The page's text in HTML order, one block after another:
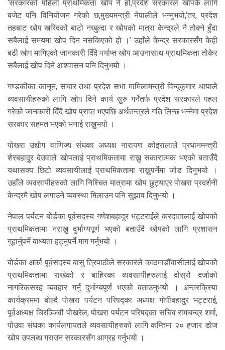
‘सरकारको पहिलो प्राथमिकता खोप नै हो,प्रदेश सरकारले खोपकै लागि
बजेट पनि विनियोजन गरेको छ,मुख्यमन्त्री नेपालीले भन्नुभयो,‘तर, प्रदेश
तहबाट खोप खरिदको बाटो नखुल्दा र खोपको मात्रा केन्द्रले नै तोक्ने हुँदा
सबैलाई समयमा खोप दिन नसकिएको हो ।’ उहाँले केन्द्र सरकारसँग केही
बढी खोप मागिएको जानकारी दिँदै पर्याप्त खोप आउनासाथ प्राथमिकता तोकेर
सबैलाई खोप दिने आश्वासन पनि दिनुभयो ।
गण्डकीका कानून, संचार तथा प्रदेश सभा मामिलामन्त्री विन्दुकुमार थापाले
व्यवसायीहरुको लागि खोप दिने कार्य सुरु गर्नेतर्फ प्रदेश सरकारले पहल
गरेको जानकारी दिँदै खोप प्राप्त भएपछि अर्थतन्त्रले गति लिन्छ भन्नेमा प्रदेश
सरकार सहमत भएको भनाई राख्नुभयो ।
पोखरा उद्योग वाणिज्य संघका अध्यक्ष नारायण कोइरालाले प्रधानमन्त्री
शेरबहादुृर देउवाले खोपलाई प्राथमिकतामा राख्नु सकारात्मक भएको बताउँदै
यथासक्य छिटो व्यवसायीलाई प्राथमिकतामा राख्नुपर्नेमा जोड दिनुभयो ।
उहाँले व्यवसायीहरुको लागि निश्चित मात्रामा खोप छुट्याएर पोखरा प्रदर्शनी
केन्द्रमै खोप लगाउने व्यवस्था मिलाउन पनि सुझाव दिनुभयो ।
नेपाल पर्यटन बोर्डका पूर्वसदस्य गणेशबहादुर भट्टराईले करदातालाई खोपको
प्राथमिकतामा नराख्नु दुर्भाग्यपूर्ण भएको बताउँदै खोपको लागि प्रशासन
गुहार्नुपर्ने बाध्यता हट्नुपर्ने माग गर्नुभयो ।
बोर्डका अर्का पूर्वसदस्य बासु त्रिपाठीले सरकारले काठमाडौंवासीलाई खोपको
प्राथमिकतामा राखेको र बाहिरका व्यवसायीहरुलाई दोस्रो दर्जाको
नागरिकसरह व्यवहार गर्नु दुर्भाग्यपूर्ण भएको बताउनुभयो । अन्तरक्रिया
कार्यक्रममा बोल्दै पोखरा पर्यटन परिषद्का अध्यक्ष गोपीबहादुर भट्टराई,
पूर्वअध्यक्ष चिरञ्जिवी पोखरेल, पोखरा पर्यटन परिषद्का सचिव रामचन्द्र शर्मा,
पोउवा संघका कार्यलगायतले व्यवसायीहरुको लागि कम्तिमा २० हजार डोज
खोप उपलब्ध गराउन सरकारसँग आग्रह गर्नुभयो ।